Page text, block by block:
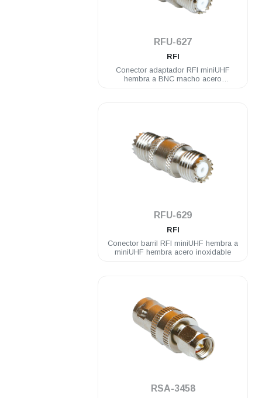
RFU-627
RFI
Conector adaptador RFI miniUHF
hembra a BNC macho acero
RFU-629
RFI
Conector barril RFI miniUHF hembra a
miniUHF hembra acero inoxidable
RSA-3458